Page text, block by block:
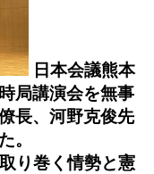
日本会議熊本
局講演会を無事
長、河野克俊先
。
り巻く情勢と憲